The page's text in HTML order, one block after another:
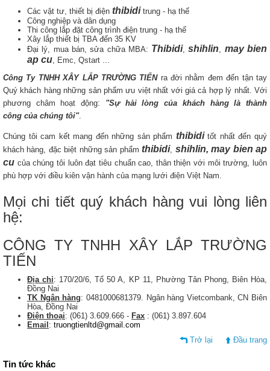
Các vật tư, thiết bị điện thibidi trung - hạ thế
Công nghiệp và dân dụng
Thi công lắp đặt công trình điện trung - hạ thế
Xây lắp thiết bị TBA đến 35 KV
Đại lý, mua bán, sửa chữa MBA: Thibidi ,shihlin
may bien
ap cu , Emc, Qstart ...
Công Ty TNHH XÂY LẮP TRƯỜNG TIẾNra đời nhằm đem đến tận tay
Quý khách hàng những sản phẩm ưu việt nhất với giá cả hợp lý nhất. Với
phương châm hoạt động: "Sự hài lòng của khách hàng là thành
công của chúng tôi".
Chúng tôi cam kết mang đến những sản phẩm thibiditốt nhất đến quý
khách hàng, đặc biệt những sản phẩmthibidi shihlin, may bien ap
cu của chúng tôi luôn đạt tiêu chuẩn cao, thân thiện với môi trường, luôn
phù hợp với điều kiên vận hành của mạng lưới điện Việt Nam.
Mọi chi tiết quý khách hàng vui lòng liên
hệ:
CÔNG TY TNHH XÂY LẮP TRƯỜNG
TIẾN
Địa chỉ: 170/20/6, Tổ 50 A, KP 11, Phường Tân Phong, Biên Hòa,
Đồng Nai
TK Ngân hàng: 0481000681379. Ngân hàng Vietcombank, CN Biên
Hòa, Đồng Nai
Điện thoại: (061) 3.609.666 - Fax : (061) 3.897.604
Email : truongtienltd@gmail.com
Trở lại
Đầu trang
Tin tức khác